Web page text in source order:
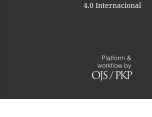
4.0 Internacional